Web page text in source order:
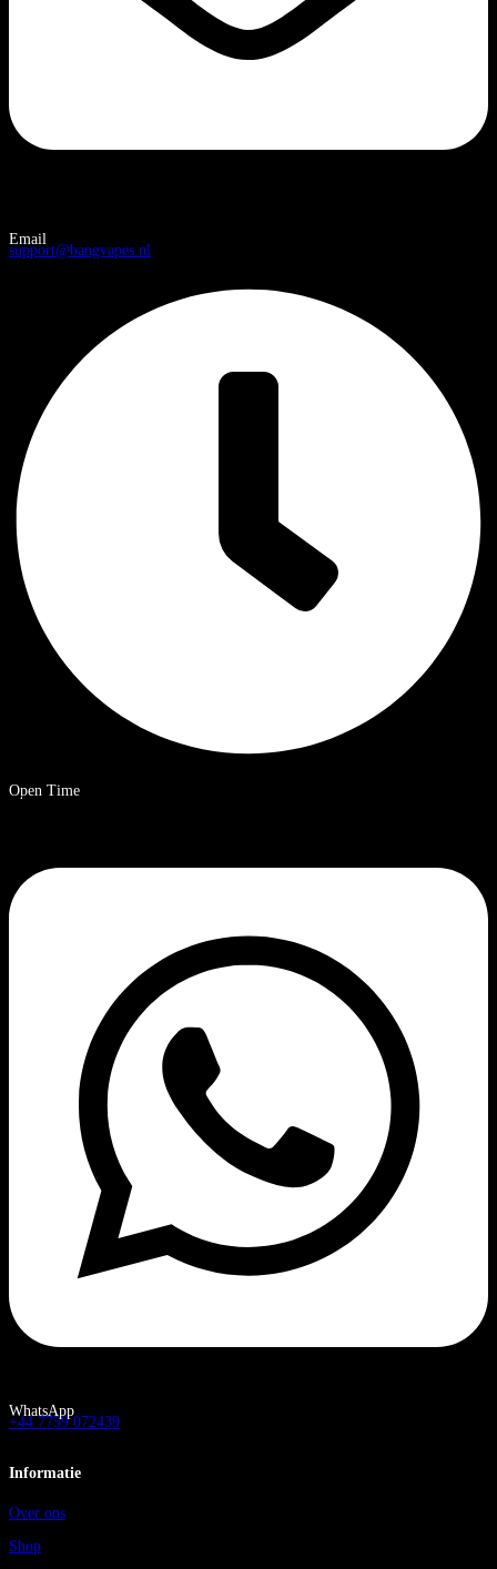
Email
support@bangvapes.nl
Open Time
09.00 – 20.00 uur Chinese standaardtijd.
WhatsApp
+44 7759 072439
Informatie
Over ons
Shop